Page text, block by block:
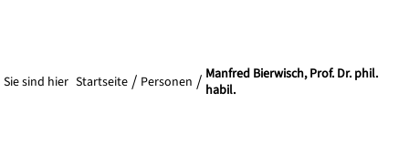
Sie sind hier Startseite Personen
Manfred Bierwisch, Prof. Dr. phil.
habil.